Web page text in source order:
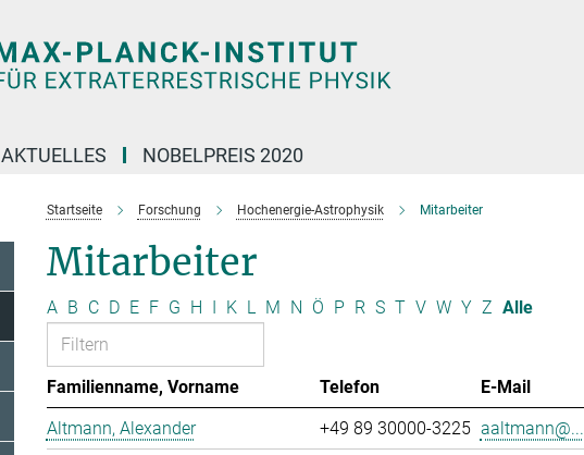
AKTUELLES NOBELPREIS 2020
Startseite Forschung Hochenergie-Astrophysik Mitarbeiter
Mitarbeiter
A B C D E F G H I K L M N Ö P R S T V W Y Z Alle
Familienname, Vorname Telefon E-Mail
Altmann, Alexander
+49 89 30000-3225 aaltmann@...